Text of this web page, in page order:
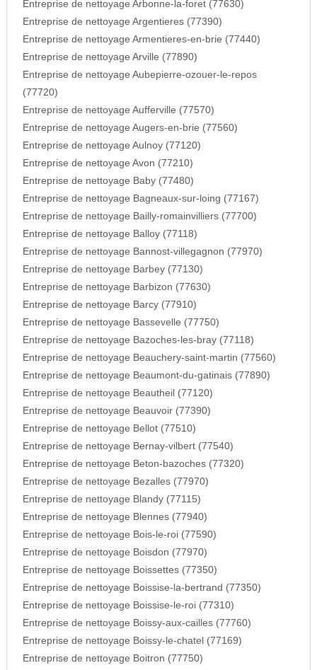
Entreprise de nettoyage Arbonne-la-foret (77630)
Entreprise de nettoyage Argentieres (77390)
Entreprise de nettoyage Armentieres-en-brie (77440)
Entreprise de nettoyage Arville (77890)
Entreprise de nettoyage Aubepierre-ozouer-le-repos
(77720)
Entreprise de nettoyage Aufferville (77570)
Entreprise de nettoyage Augers-en-brie (77560)
Entreprise de nettoyage Aulnoy (77120)
Entreprise de nettoyage Avon (77210)
Entreprise de nettoyage Baby (77480)
Entreprise de nettoyage Bagneaux-sur-loing (77167)
Entreprise de nettoyage Bailly-romainvilliers (77700)
Entreprise de nettoyage Balloy (77118)
Entreprise de nettoyage Bannost-villegagnon (77970)
Entreprise de nettoyage Barbey (77130)
Entreprise de nettoyage Barbizon (77630)
Entreprise de nettoyage Barcy (77910)
Entreprise de nettoyage Bassevelle (77750)
Entreprise de nettoyage Bazoches-les-bray (77118)
Entreprise de nettoyage Beauchery-saint-martin (77560)
Entreprise de nettoyage Beaumont-du-gatinais (77890)
Entreprise de nettoyage Beautheil (77120)
Entreprise de nettoyage Beauvoir (77390)
Entreprise de nettoyage Bellot (77510)
Entreprise de nettoyage Bernay-vilbert (77540)
Entreprise de nettoyage Beton-bazoches (77320)
Entreprise de nettoyage Bezalles (77970)
Entreprise de nettoyage Blandy (77115)
Entreprise de nettoyage Blennes (77940)
Entreprise de nettoyage Bois-le-roi (77590)
Entreprise de nettoyage Boisdon (77970)
Entreprise de nettoyage Boissettes (77350)
Entreprise de nettoyage Boissise-la-bertrand (77350)
Entreprise de nettoyage Boissise-le-roi (77310)
Entreprise de nettoyage Boissy-aux-cailles (77760)
Entreprise de nettoyage Boissy-le-chatel (77169)
Entreprise de nettoyage Boitron (77750)